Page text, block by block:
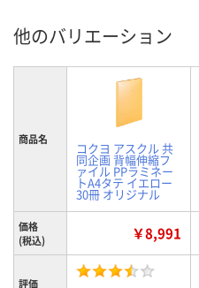
他のバリエーション
商品名
コクヨ アスクル 共
同企画 背幅伸縮フ
ァイル PPラミネー
トA4タテ イエロー
30冊 オリジナル
価格
(税込)
￥8,991
評価